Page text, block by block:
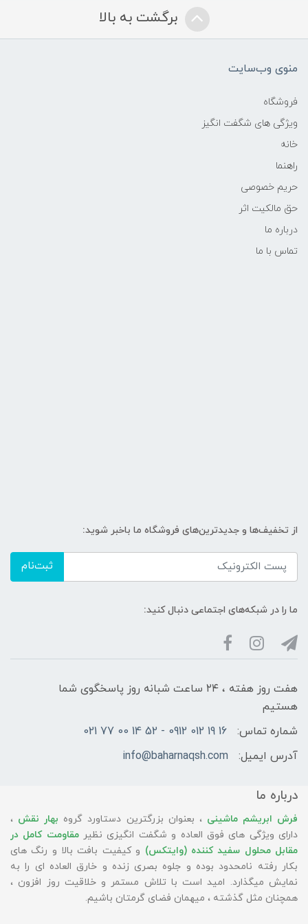
برگشت به بالا
منوی وب‌سایت
فروشگاه
ویژگی های شگفت انگیز
خانه
راهنما
حریم خصوصی
حق مالکیت اثر
درباره ما
تماس با ما
از تخفیف‌ها و جدیدترین‌های فروشگاه ما باخبر شوید:
ثبت‌نام
ما را در شبکه‌های اجتماعی دنبال کنید:
هفت روز هفته ، ۲۴ ساعت شبانه‌ روز پاسخگوی شما
هستیم
شماره تماس:
16 19 012 0912 - 52 14 00 77 021
آدرس ایمیل:
info@baharnaqsh.com
درباره ما
فرش ابریشم ماشینی ، بعنوان بزرگترین دستاورد گروه بهار نقش ،
دارای ویژگی های فوق العاده و شگفت انگیزی نظیرمقاومت کامل در
مقابل محلول سفید کننده (وایتکس) و کیفیت بافت بالا و رنگ های
بکار رفته نامحدود بوده و جلوه بصری زنده و خارق العاده ای را به
نمایش میگذارد. امید است با تلاش مستمر و خلاقیت روز افزون ،
همچنان مثل گذشته ، میهمان فضای گرمتان باشیم.